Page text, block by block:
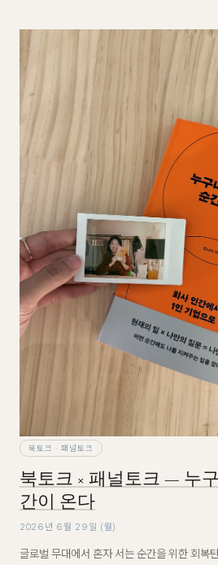
북토크 · 패널토크
북토크 × 패널토크 — 누
간이 온다
2026년 6월 29일 (월)
글로벌 무대에서 혼자 서는 순간을 위한 회복